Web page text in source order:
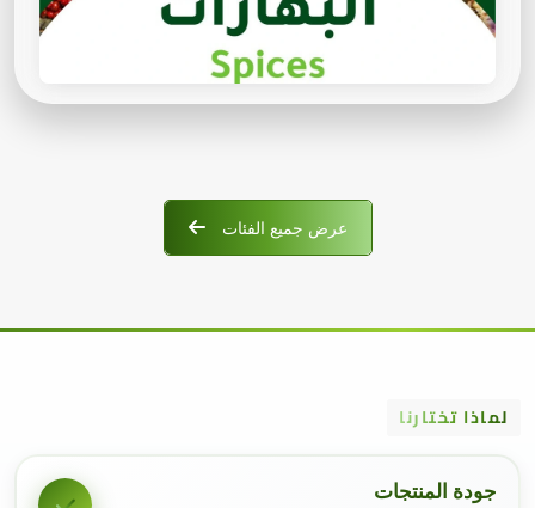
عرض جميع الفئات
لماذا تختارنا
جودة المنتجات